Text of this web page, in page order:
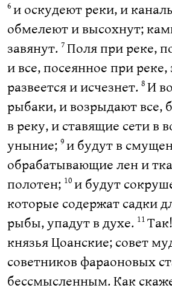
6 и оскудеют реки, и
обмелеют и высохнут;
завянут. 7 Поля при реке,
и все, посеянное при реке,
развеется и исчезнет. 8 И
рыбаки, и возрыдают все,
в реку, и ставящие сети в
уныние; 9 и будут в
обрабатывающие лен и
полотен; 10 и будут
которые содержат садки
рыбы, упадут в духе. 11
князья Цоанские; совет
советников фараоновых
бессмысленным. Как